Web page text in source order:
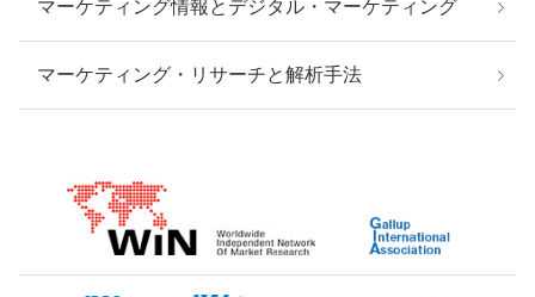
マーケティング情報とデジタル・マーケティング
マーケティング・リサーチと解析手法